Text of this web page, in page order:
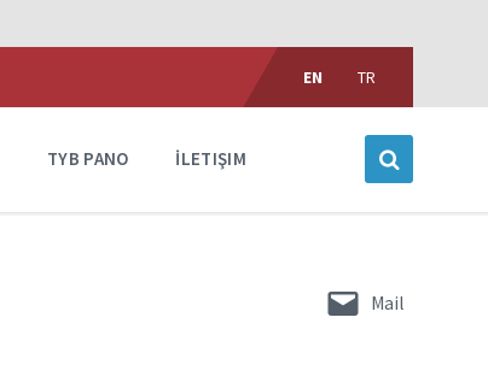
Choose
language:
EN TR
TYB PANO İLETIŞIM
Mail